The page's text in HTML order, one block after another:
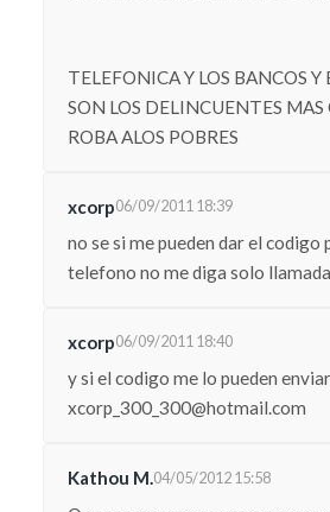
TELEFONICA Y LOS BANCOS Y
SON LOS DELINCUENTES
ROBA ALOS POBRES
xcorp06/09/2011 18:39
no se si me pueden dar el codigo
telefono no me diga solo
xcorp06/09/2011 18:40
y si el codigo me lo pueden
xcorp_300_300@hotmail.com
Kathou M.04/05/2012 15:58